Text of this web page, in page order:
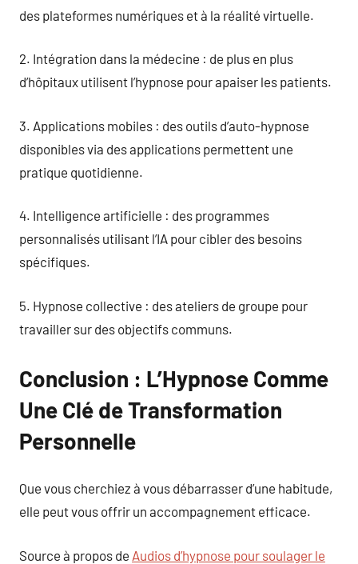
des plateformes numériques et à la réalité virtuelle.
2. Intégration dans la médecine : de plus en plus
d’hôpitaux utilisent l’hypnose pour apaiser les patients.
3. Applications mobiles : des outils d’auto-hypnose
disponibles via des applications permettent une
pratique quotidienne.
4. Intelligence artificielle : des programmes
personnalisés utilisant l’IA pour cibler des besoins
spécifiques.
5. Hypnose collective : des ateliers de groupe pour
travailler sur des objectifs communs.
Conclusion : L’Hypnose Comme
Une Clé de Transformation
Personnelle
Que vous cherchiez à vous débarrasser d’une habitude,
elle peut vous offrir un accompagnement efficace.
Source à propos de Audios d’hypnose pour soulager le